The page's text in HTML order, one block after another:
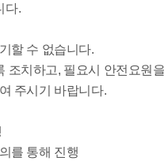
다.
할 수 없습니다.
치하고, 필요시 안전요원
주시기 바랍니다.
를 통해 진행